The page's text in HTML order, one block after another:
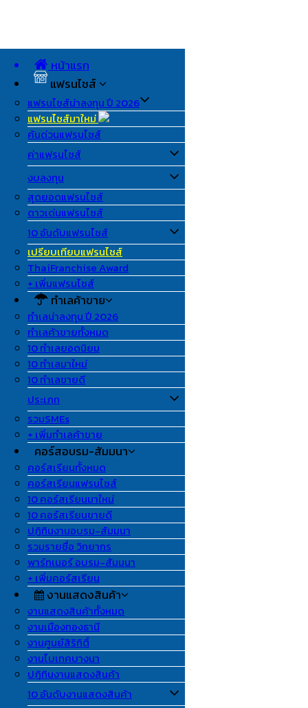
หน้าแรก
แฟรนไชส์
แฟรนไชส์น่าลงทุน ปี 2026
แฟรนไชส์มาใหม่
ค้นด่วนแฟรนไชส์
ค่าแฟรนไชส์
งบลงทุน
สุดยอดแฟรนไชส์
ดาวเด่นแฟรนไชส์
10 อันดับแฟรนไชส์
เปรียบเทียบแฟรนไชส์
ThaiFranchise Award
+ เพิ่มแฟรนไชส์
ทำเลค้าขาย
ทำเลน่าลงทุน ปี 2026
ทำเลค้าขายทั้งหมด
10 ทำเลยอดนิยม
10 ทำเลมาใหม่
10 ทำเลขายดี
ประเภท
รวมSMEs
+ เพิ่มทำเลค้าขาย
คอร์สอบรม-สัมมนา
คอร์สเรียนทั้งหมด
คอร์สเรียนแฟรนไชส์
10 คอร์สเรียนมาใหม่
10 คอร์สเรียนขายดี
ปฎิทินงานอบรม-สัมมนา
รวมรายชื่อ วิทยากร
พาร์ทเนอร์ อบรม-สัมมนา
+ เพิ่มคอร์สเรียน
งานแสดงสินค้า
งานแสดงสินค้าทั้งหมด
งานเมืองทองธานี
งานศูนย์สิริกิติ์
งานไบเทคบางนา
ปฎิทินงานแสดงสินค้า
10 อันดับงานแสดงสินค้า